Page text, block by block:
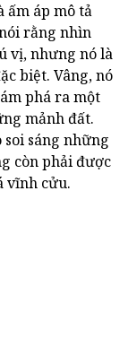
ấm áp mô tả
rằng nhìn
vị, nhưng nó là
biệt. Vâng, nó
phá ra một
mảnh đất.
sáng những
còn phải được
vĩnh cửu.